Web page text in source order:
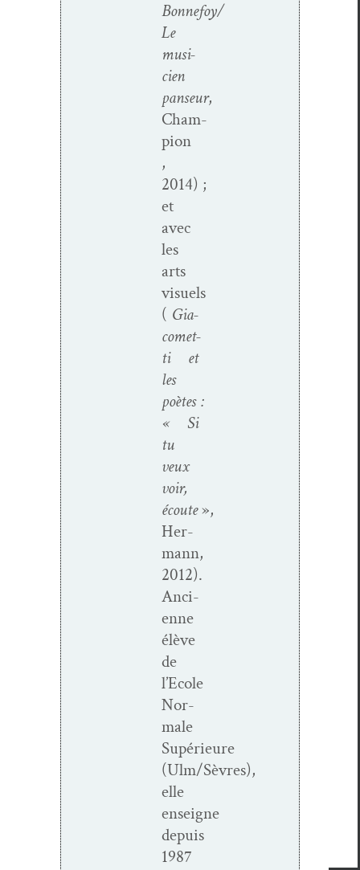
Bonnefoy/
Le
musi­
cien
panseur,
Cham­
pi­on
,
2014) ;
et
avec
les
arts
visuels
( Gia­
comet­
ti et
les
poètes :
« Si
tu
veux
voir,
écoute»,
Her­
mann,
2012).
Anci­
enne
élève
de
l’Ecole
Nor­
male
Supérieure
(Ulm/Sèvres),
elle
enseigne
depuis
1987